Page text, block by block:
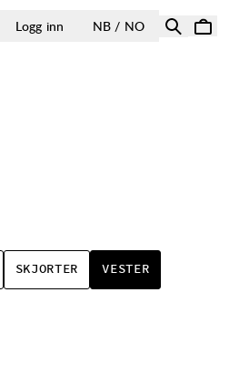
Logg inn NB / NOÅPNE VELG
SKJORTER VESTER